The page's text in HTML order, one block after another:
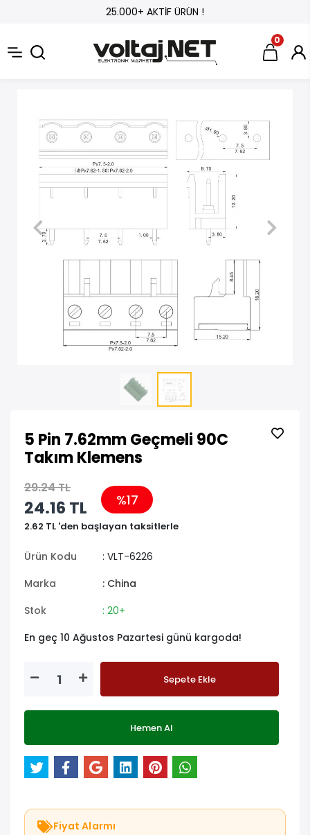
25.000+ AKTİF ÜRÜN !
0
5 Pin 7.62mm Geçmeli 90C
Takım Klemens
29.24 TL
24.16 TL %17
2.62 TL 'den başlayan taksitlerle
Ürün Kodu
: VLT-6226
Marka
: China
Stok
: 20+
En geç 10 Ağustos Pazartesi günü kargoda!
Sepete Ekle
Hemen Al
Fiyat Alarmı